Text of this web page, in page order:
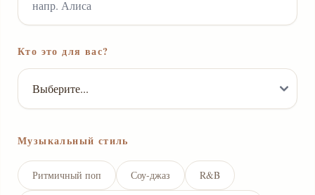
Кто это для вас?
Музыкальный стиль
Ритмичный поп Соу-джаз R&B